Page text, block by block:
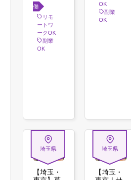
働き
方 リモ
ートワ
ークOK
副業
OK
OK
副業
OK
埼玉県
【埼玉・
埼玉県
【埼玉・